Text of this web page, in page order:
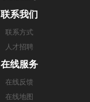
联系我们
联系方式
人才招聘
在线服务
在线反馈
在线地图